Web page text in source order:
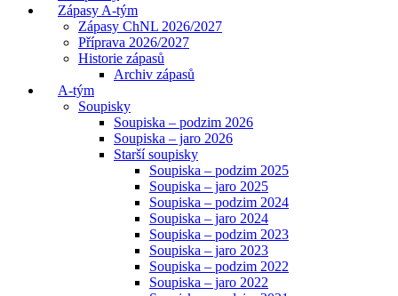
Zápasy A-tým
Zápasy ChNL 2026/2027
Příprava 2026/2027
Historie zápasů
Archiv zápasů
A-tým
Soupisky
Soupiska – podzim 2026
Soupiska – jaro 2026
Starší soupisky
Soupiska – podzim 2025
Soupiska – jaro 2025
Soupiska – podzim 2024
Soupiska – jaro 2024
Soupiska – podzim 2023
Soupiska – jaro 2023
Soupiska – podzim 2022
Soupiska – jaro 2022